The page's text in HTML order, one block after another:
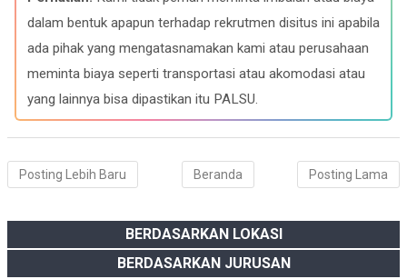
o
o
r
a
A
p
d
I
dalam bentuk apapun terhadap rekrutmen disitus ini apabila
ada pihak yang mengatasnamakan kami atau perusahaan
meminta biaya seperti transportasi atau akomodasi atau
yang lainnya bisa dipastikan itu PALSU.
Posting Lebih Baru Posting Lama
Beranda
BERDASARKAN LOKASI
BERDASARKAN JURUSAN